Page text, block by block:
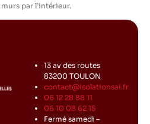
par l’intérieur.
13 av des routes
83200 TOULON
contact@isolationsai.fr
06 12 28 88 11
06 10 08 62 15
Fermé samedi –